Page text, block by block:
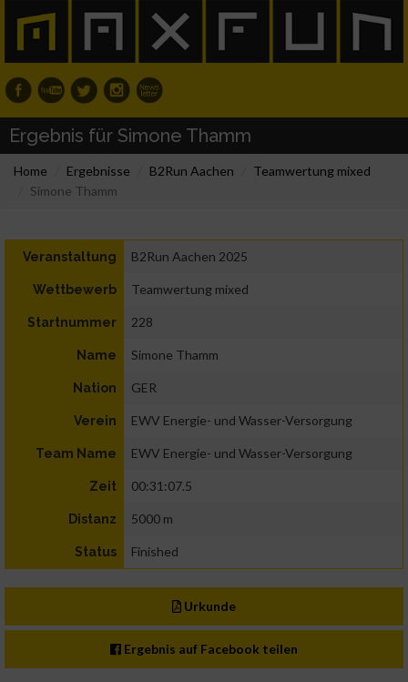
Ergebnis für Simone Thamm
Home Ergebnisse B2Run Aachen
Teamwertung mixed
Simone Thamm
Veranstaltung B2Run Aachen 2025
Wettbewerb Teamwertung mixed
Startnummer 228
Name Simone Thamm
Nation GER
Verein EWV Energie- und Wasser-Versorgung
Team Name EWV Energie- und Wasser-Versorgung
Zeit 00:31:07.5
Distanz 5000 m
Status Finished
Urkunde
Ergebnis auf Facebook teilen